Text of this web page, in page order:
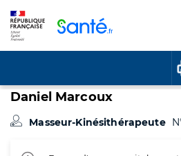
Daniel Marcoux
Masseur-Kinésithérapeute